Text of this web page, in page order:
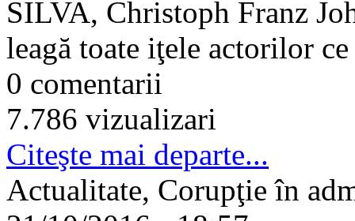
SILVA, Christoph Franz
leagă toate iţele actorilor
0 comentarii
7.786 vizualizari
Citeşte mai departe...
Actualitate, Corupţie în